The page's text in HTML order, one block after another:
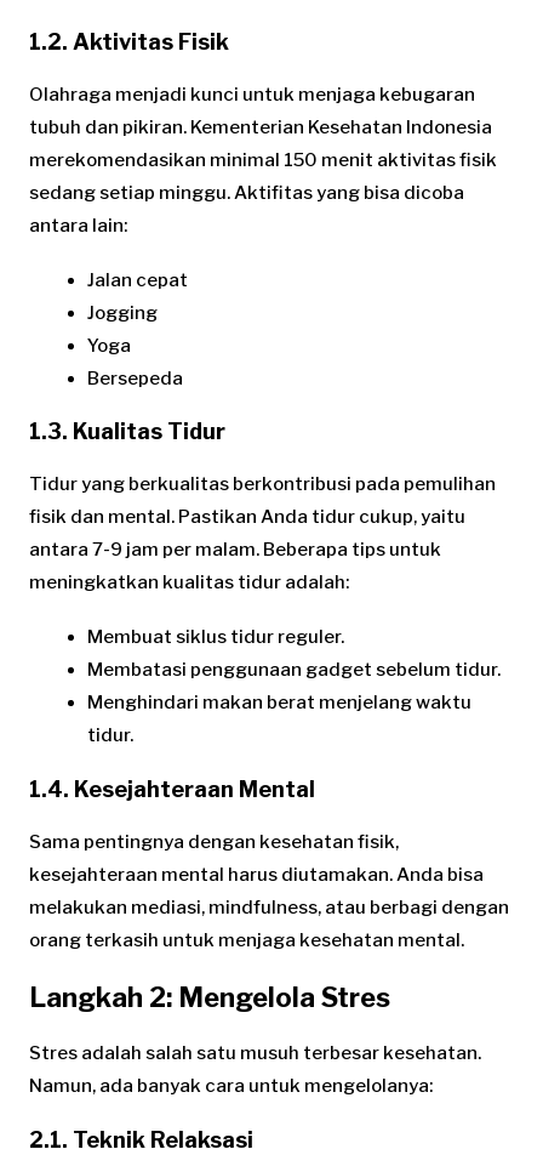
1.2. Aktivitas Fisik
Olahraga menjadi kunci untuk menjaga kebugaran
tubuh dan pikiran. Kementerian Kesehatan Indonesia
merekomendasikan minimal 150 menit aktivitas fisik
sedang setiap minggu. Aktifitas yang bisa dicoba
antara lain:
Jalan cepat
Jogging
Yoga
Bersepeda
1.3. Kualitas Tidur
Tidur yang berkualitas berkontribusi pada pemulihan
fisik dan mental. Pastikan Anda tidur cukup, yaitu
antara 7-9 jam per malam. Beberapa tips untuk
meningkatkan kualitas tidur adalah:
Membuat siklus tidur reguler.
Membatasi penggunaan gadget sebelum tidur.
Menghindari makan berat menjelang waktu
tidur.
1.4. Kesejahteraan Mental
Sama pentingnya dengan kesehatan fisik,
kesejahteraan mental harus diutamakan. Anda bisa
melakukan mediasi, mindfulness, atau berbagi dengan
orang terkasih untuk menjaga kesehatan mental.
Langkah 2: Mengelola Stres
Stres adalah salah satu musuh terbesar kesehatan.
Namun, ada banyak cara untuk mengelolanya:
2.1. Teknik Relaksasi